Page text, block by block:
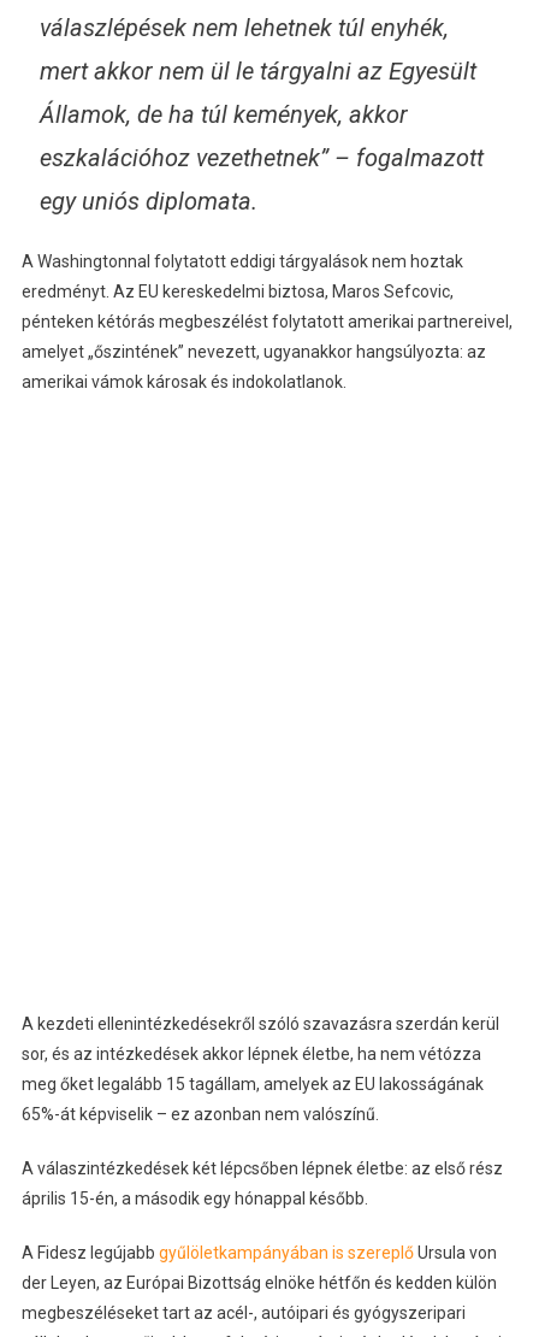
válaszlépések nem lehetnek túl enyhék,
mert akkor nem ül le tárgyalni az Egyesült
Államok, de ha túl kemények, akkor
eszkalációhoz vezethetnek” – fogalmazott
egy uniós diplomata.
A Washingtonnal folytatott eddigi tárgyalások nem hoztak
eredményt. Az EU kereskedelmi biztosa, Maros Sefcovic,
pénteken kétórás megbeszélést folytatott amerikai partnereivel,
amelyet „őszintének” nevezett, ugyanakkor hangsúlyozta: az
amerikai vámok károsak és indokolatlanok.
A kezdeti ellenintézkedésekről szóló szavazásra szerdán kerül
sor, és az intézkedések akkor lépnek életbe, ha nem vétózza
meg őket legalább 15 tagállam, amelyek az EU lakosságának
65%-át képviselik – ez azonban nem valószínű.
A válaszintézkedések két lépcsőben lépnek életbe: az első rész
április 15-én, a második egy hónappal később.
A Fidesz legújabb gyűlöletkampányában is szereplőUrsula von
der Leyen, az Európai Bizottság elnöke hétfőn és kedden külön
megbeszéléseket tart az acél-, autóipari és gyógyszeripari